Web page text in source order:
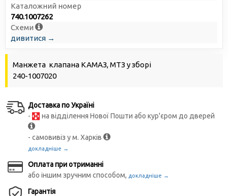
Каталожний номер
740.1007262
Схеми
дивитися →
Манжета клапана КАМАЗ, МТЗ у зборі
240-1007020
Доставка по Україні
-
на відділення Нової Пошти або кур'єром до дверей
- самовивіз у м. Харків
докладніше →
Оплата при отриманні
або іншим зручним способом, докладніше →
Гарантія